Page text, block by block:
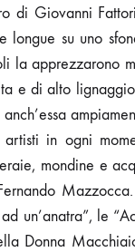
di Giovanni
longue su uno
la apprezzarono
e di alto
artisti in ogni
mondine e
un’anatra”, le
Donna